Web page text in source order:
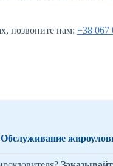
позвоните нам: +38 067
Обслуживание